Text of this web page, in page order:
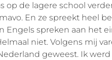
op de lagere school
En ze spreekt heel
spreken aan het
niet. Volgens mij
geweest. Ik